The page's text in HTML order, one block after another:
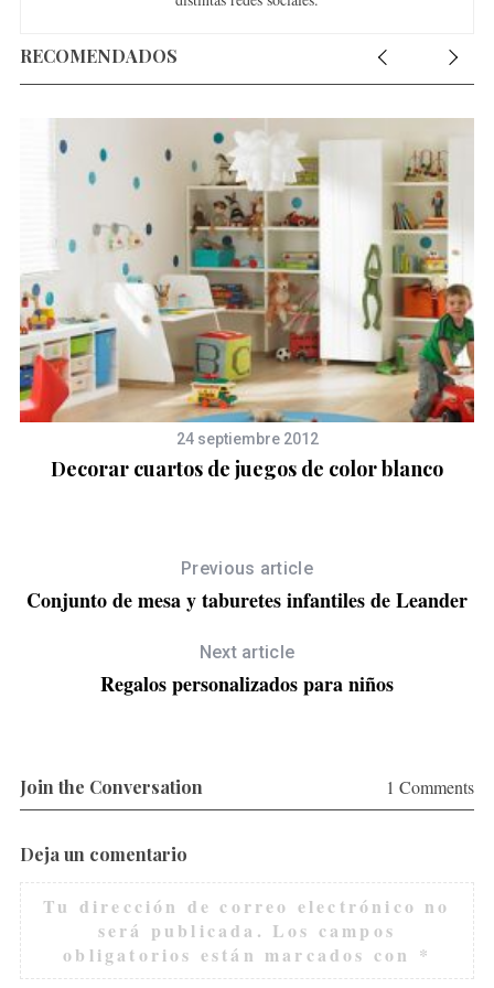
RECOMENDADOS
24 septiembre 2012
Decorar cuartos de juegos de color blanco
Previous article
Conjunto de mesa y taburetes infantiles de Leander
Next article
Regalos personalizados para niños
Join the Conversation 1 Comments
Deja un comentario
Tu dirección de correo electrónico no
será publicada. Los campos
obligatorios están marcados con *